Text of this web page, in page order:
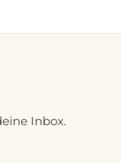
Inbox.